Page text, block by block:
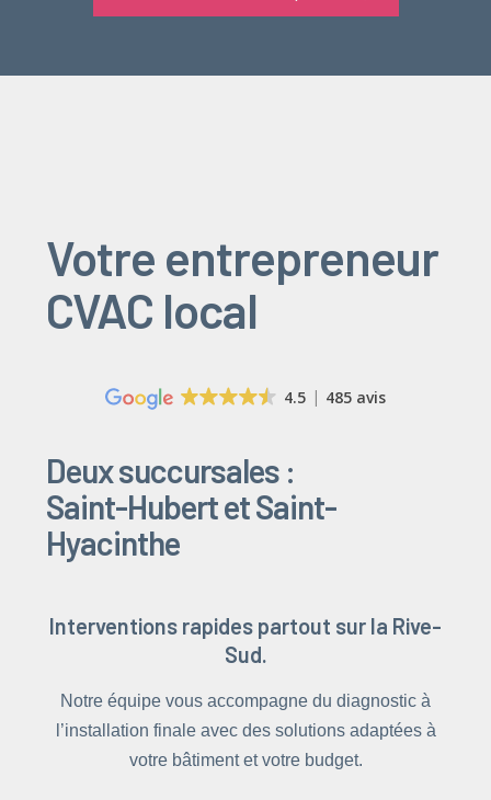
Votre entrepreneur
CVAC local
4.5 485 avis
Deux succursales :
Saint-Hubert et Saint-
Hyacinthe
Interventions rapides partout sur la Rive-
Sud.
Notre équipe vous accompagne du diagnostic à
l’installation finale avec des solutions adaptées à
votre bâtiment et votre budget.